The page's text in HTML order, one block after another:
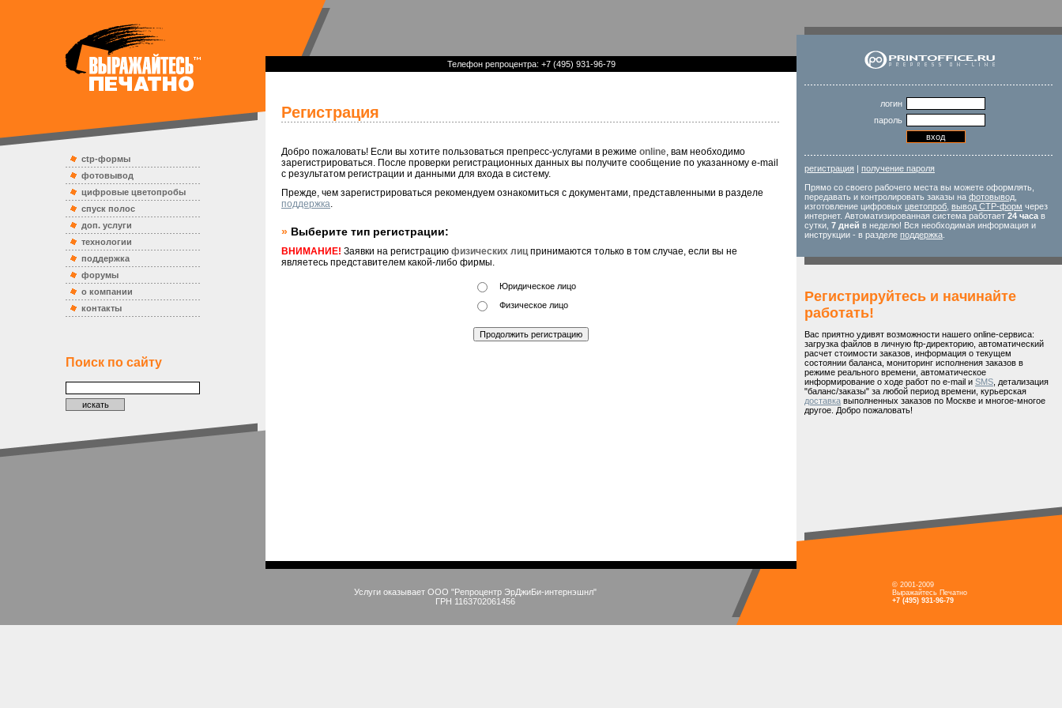
ctp-формы
фотовывод
цифровые цветопробы
спуск полос
доп. услуги
технологии
поддержка
форумы
о компании
контакты
Поиск по сайту
Телефон репроцентра: +7 (495) 931-96-79
Регистрация
Добро пожаловать! Если вы хотите пользоваться препресс-услугами в режиме online, вам необходимо
зарегистрироваться. После проверки регистрационных данных вы получите сообщение по указанному e-mail
с результатом регистрации и данными для входа в систему.
Прежде, чем зарегистрироваться рекомендуем ознакомиться с документами, представленными в разделе
поддержка.
» Выберите тип регистрации:
ВНИМАНИЕ! Заявки на регистрацию физических лицпринимаются только в том случае, если вы не
являетесь представителем какой-либо фирмы.
Юридическое лицо
Физическое лицо
логин
пароль
регистрация | получение пароля
Прямо со своего рабочего места вы можете оформлять,
передавать и контролировать заказы на фотовывод
изготовление цифровых цветопроб вывод CTP-форм через
интернет. Автоматизированная система работает 24 часа в
сутки, 7 дней в неделю! Вся необходимая информация и
инструкции - в разделе поддержка
Регистрируйтесь и начинайте
работать!
Вас приятно удивят возможности нашего online-сервиса:
загрузка файлов в личную ftp-директорию, автоматический
расчет стоимости заказов, информация о текущем
состоянии баланса, мониторинг исполнения заказов в
режиме реального времени, автоматическое
информирование о ходе работ по e-mail и SMS , детализация
"баланс/заказы" за любой период времени, курьерская
доставка выполненных заказов по Москве и многое-многое
другое. Добро пожаловать!
Услуги оказывает ООО "Репроцентр ЭрДжиБи-интернэшнл"
ГРН 1163702061456
© 2001-2009
Выражайтесь Печатно
+7 (495) 931-96-79